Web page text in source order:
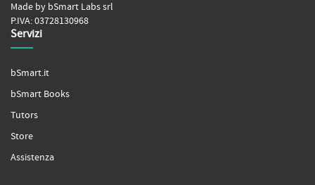
Made by bSmart Labs srl
P.IVA: 03728130968
Servizi
bSmart.it
bSmart Books
Tutors
Store
Assistenza